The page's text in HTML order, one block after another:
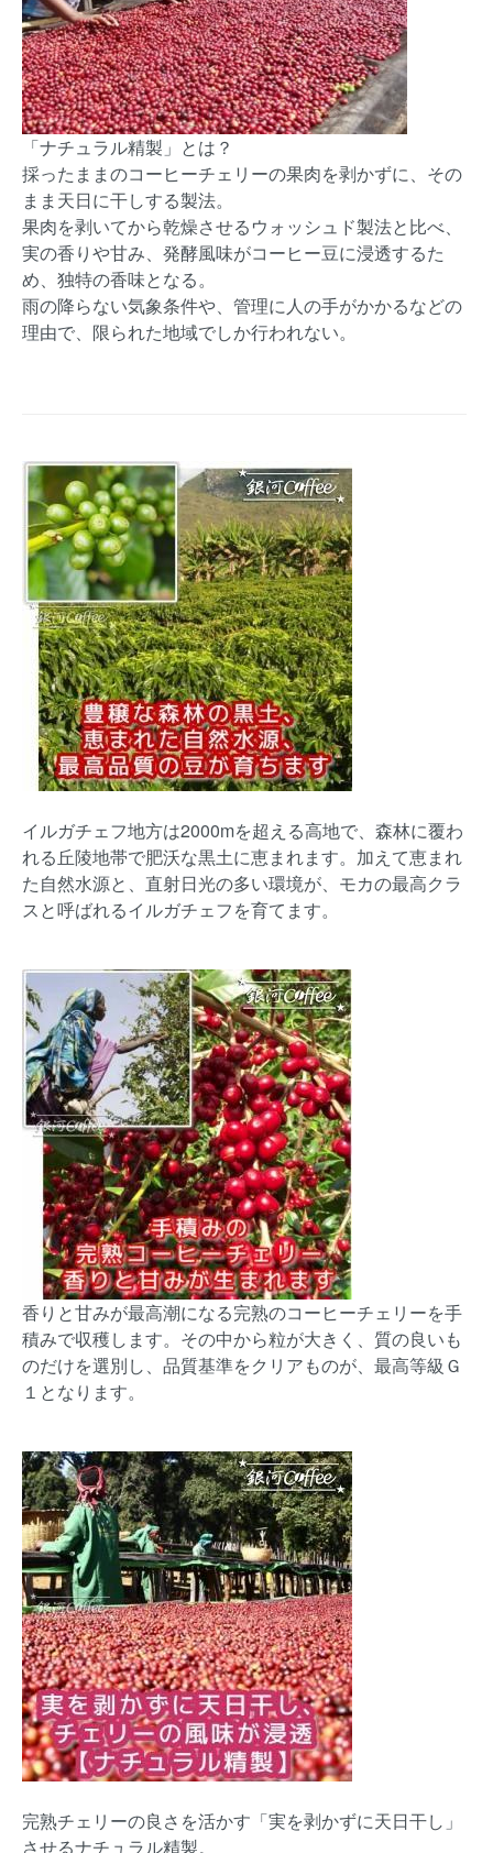
「ナチュラル精製」とは？
採ったままのコーヒーチェリーの果肉を剥かずに、その
まま天日に干しする製法。
果肉を剥いてから乾燥させるウォッシュド製法と比べ、
実の香りや甘み、発酵風味がコーヒー豆に浸透するた
め、独特の香味となる。
雨の降らない気象条件や、管理に人の手がかかるなどの
理由で、限られた地域でしか行われない。
イルガチェフ地方は2000mを超える高地で、森林に覆わ
れる丘陵地帯で肥沃な黒土に恵まれます。加えて恵まれ
た自然水源と、直射日光の多い環境が、モカの最高クラ
スと呼ばれるイルガチェフを育てます。
香りと甘みが最高潮になる完熟のコーヒーチェリーを手
積みで収穫します。その中から粒が大きく、質の良いも
のだけを選別し、品質基準をクリアものが、最高等級Ｇ
１となります。
完熟チェリーの良さを活かす「実を剥かずに天日干し」
させるナチュラル精製。